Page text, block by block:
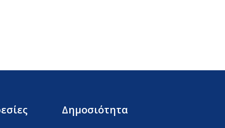
Δημοσιότητα